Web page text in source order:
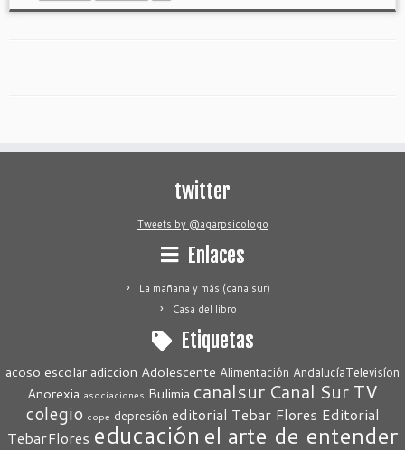
twitter
Tweets by @agarpsicologo
Enlaces
La mañana y más (canalsur)
Casa del libro
Etiquetas
acoso escolar adiccion Adolescente Alimentación AndalucíaTelevisíon
Anorexia asociaciones Bulimia canalsur Canal Sur TV
colegio cope depresión editorial Tebar Flores Editorial
TebarFlores educación el arte de entender